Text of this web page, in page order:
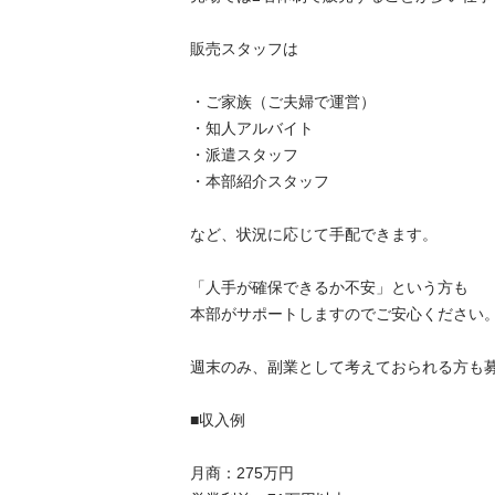
販売スタッフは
・ご家族（ご夫婦で運営）
・知人アルバイト
・派遣スタッフ
・本部紹介スタッフ
など、状況に応じて手配できます。
「人手が確保できるか不安」という方も
本部がサポートしますのでご安心ください。
週末のみ、副業として考えておられる方も
■収入例
月商：275万円